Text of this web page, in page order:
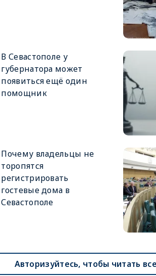
В Севастополе у
губернатора может
появиться ещё один
помощник
Почему владельцы не
торопятся
регистрировать
гостевые дома в
Севастополе
Авторизуйтесь, чтобы читать